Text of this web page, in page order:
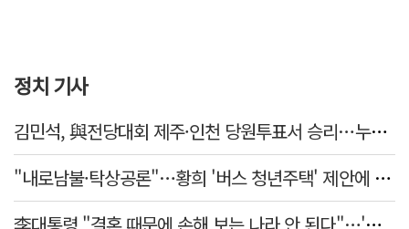
정치 기사
김민석, 與전당대회 제주·인천 당원투표서 승리…누적 득표는 '초박빙'
"내로남불·탁상공론"…황희 '버스 청년주택' 제안에 與 내부서도 쓴소리
李대통령 "결혼 때문에 손해 보는 나라 안 된다"…'결혼 페널티' 22개 손본다